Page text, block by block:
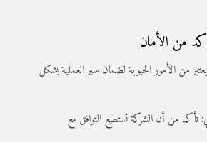
من الأمان
من الأمور الحيوية لضمان سير العملية بشكل
: تأكد من أن الشركة تستطيع التوافق مع